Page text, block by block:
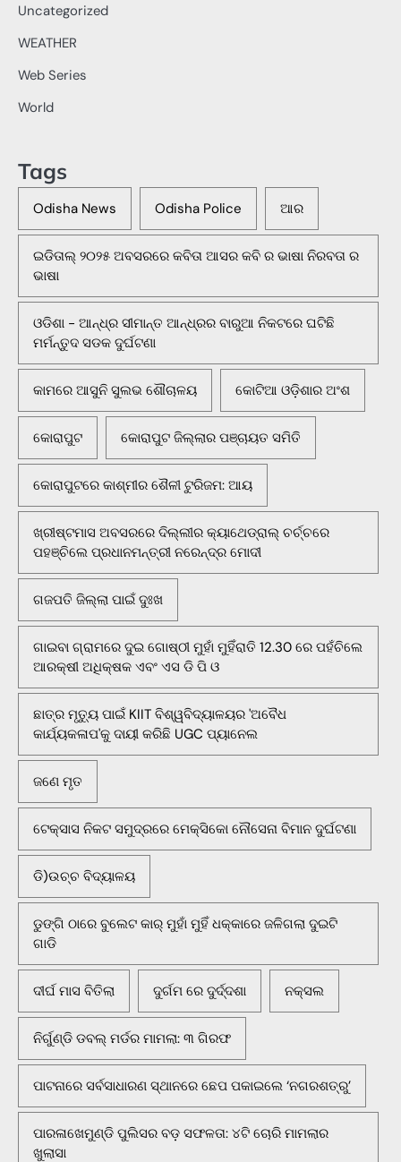
Uncategorized
WEATHER
Web Series
World
Tags
Odisha News Odisha Police ଆର
ଇଡିତାଲ୍ ୨୦୨୫ ଅବସରରେ କବିତା ଆସର କବି ର ଭାଷା ନିରବତା ର
ଭାଷା
ଓଡିଶା - ଆନ୍ଧ୍ର ସୀମାନ୍ତ ଆନ୍ଧ୍ରର ବାରୁଆ ନିକଟରେ ଘଟିଛି
ମର୍ମନ୍ତୁଦ ସଡକ ଦୁର୍ଘଟଣା
କାମରେ ଆସୁନି ସୁଲଭ ଶୌଚାଳୟ କୋଟିଆ ଓଡ଼ିଶାର ଅଂଶ
କୋରାପୁଟ କୋରାପୁଟ ଜିଲ୍ଲାର ପଞ୍ଚାୟତ ସମିତି
କୋରାପୁଟରେ କାଶ୍ମୀର ଶୈଳୀ ଟୁରିଜମ: ଆୟ
ଖ୍ରୀଷ୍ଟମାସ ଅବସରରେ ଦିଲ୍ଲୀର କ୍ୟାଥେଡ୍ରାଲ୍ ଚର୍ଚ୍ଚରେ
ପହଞ୍ଚିଲେ ପ୍ରଧାନମନ୍ତ୍ରୀ ନରେନ୍ଦ୍ର ମୋଦୀ
ଗଜପତି ଜିଲ୍ଲା ପାଇଁ ଦୁଃଖ
ଗାଇବା ଗ୍ରାମରେ ଦୁଇ ଗୋଷ୍ଠୀ ମୁହାଁ ମୁହିଁରାତି 12.30 ରେ ପହଁଚିଲେ
ଆରକ୍ଷୀ ଅଧିକ୍ଷକ ଏବଂ ଏସ ଡି ପି ଓ
ଛାତ୍ର ମୃତ୍ୟୁ ପାଇଁ KIIT ବିଶ୍ୱବିଦ୍ୟାଳୟର 'ଅବୈଧ
କାର୍ଯ୍ୟକଳାପ'କୁ ଦାୟୀ କରିଛି UGC ପ୍ୟାନେଲ
ଜଣେ ମୃତ
ଟେକ୍ସାସ ନିକଟ ସମୁଦ୍ରରେ ମେକ୍ସିକୋ ନୌସେନା ବିମାନ ଦୁର୍ଘଟଣା
ଡି)ଉଚ୍ଚ ବିଦ୍ୟାଳୟ
ଡୁଙ୍ଗି ଠାରେ ବୁଲେଟ କାର୍ ମୁହାଁ ମୁହିଁ ଧକ୍କାରେ ଜଳିଗଲା ଦୁଇଟି
ଗାଡି
ଦୀର୍ଘ ମାସ ବିତିଲା ଦୁର୍ଗମ ରେ ଦୁର୍ଦ୍ଦଶା ନକ୍ସଲ
ନିର୍ଗୁଣ୍ଡି ଡବଲ୍ ମର୍ଡର ମାମଲା: ୩ ଗିରଫ
ପାଟନାରେ ସର୍ବସାଧାରଣ ସ୍ଥାନରେ ଛେପ ପକାଇଲେ ‘ନଗରଶତ୍ରୁ’
ପାରଳାଖେମୁଣ୍ଡି ପୁଲିସର ବଡ଼ ସଫଳତା: ୪ଟି ଚୋରି ମାମଲାର
ଖୁଲାସା